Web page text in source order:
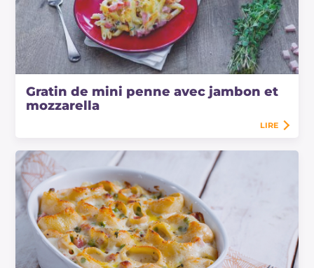
Gratin de mini penne avec jambon et
mozzarella
LIRE